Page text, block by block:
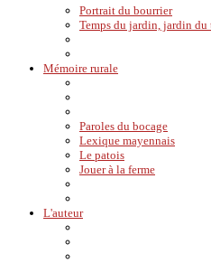
Portrait du bourrier
Temps du jardin, jardin du
Mémoire rurale
Paroles du bocage
Lexique mayennais
Le patois
Jouer à la ferme
L'auteur